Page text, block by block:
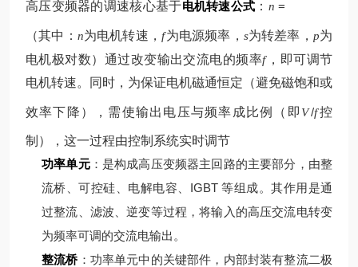
高压变频器的调速核心基于电机转速公式 ： n =
（其中： n为电机转速， f为电源频率， s为转差率， p为
电机极对数） 通过改变输出交流电的频率f，即可调节
电机转速。同时，为保证电机磁通恒定（避免磁饱和或
效率下降），需使输出电压与频率成比例（即 V /f控
制），这一过程由控制系统实时调节
功率单元：是构成高压变频器主回路的主要部分，由整
流桥、可控硅、电解电容、IGBT 等组成。其作用是通
过整流、滤波、逆变等过程，将输入的高压交流电转变
为频率可调的交流电输出。
整流桥：功率单元中的关键部件，内部封装有整流二极